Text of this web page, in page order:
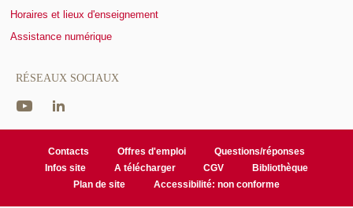
Horaires et lieux d'enseignement
Assistance numérique
RÉSEAUX SOCIAUX
Contacts Offres d'emploi
Questions/réponses
Infos site
A télécharger CGV
Bibliothèque
Plan de site
Accessibilité: non conforme